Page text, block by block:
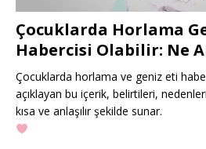
Çocuklarda Horlama
Habercisi Olabilir: Ne
Çocuklarda horlama ve geniz eti
açıklayan bu içerik, belirtileri,
kısa ve anlaşılır şekilde sunar.